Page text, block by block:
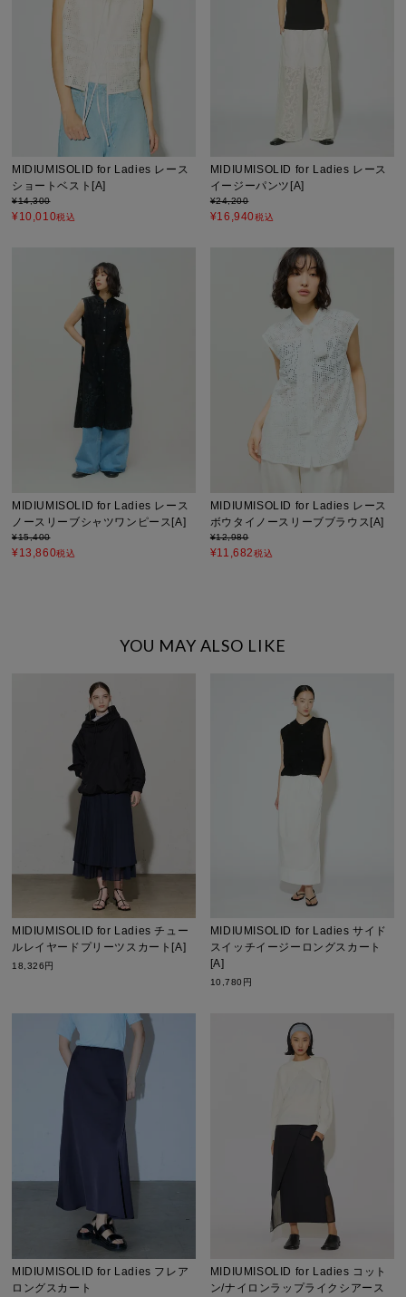
MIDIUMISOLID for Ladies レース
ショートベスト[A]
¥14,300
¥10,010税込
MIDIUMISOLID for Ladies レース
イージーパンツ[A]
¥24,200
¥16,940税込
MIDIUMISOLID for Ladies レース
ノースリーブシャツワンピース[A]
¥15,400
¥13,860税込
MIDIUMISOLID for Ladies レース
ボウタイノースリーブブラウス[A]
¥12,980
¥11,682税込
YOU MAY ALSO LIKE
MIDIUMISOLID for Ladies チュー
ルレイヤードプリーツスカート[A]
18,326円
MIDIUMISOLID for Ladies サイド
スイッチイージーロングスカート
[A]
10,780円
MIDIUMISOLID for Ladies フレア
ロングスカート
MIDIUMISOLID for Ladies コット
ン/ナイロンラップライクシアース